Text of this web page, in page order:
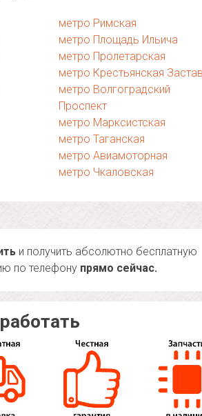
метро Римская
метро Площадь Ильича
метро Пролетарская
метро Крестьянская
метро Волгоградский
Проспект
метро Марксистская
метро Таганская
метро Авиамоторная
метро Чкаловская
и получить абсолютно бесплатную
по телефону прямо сейчас.